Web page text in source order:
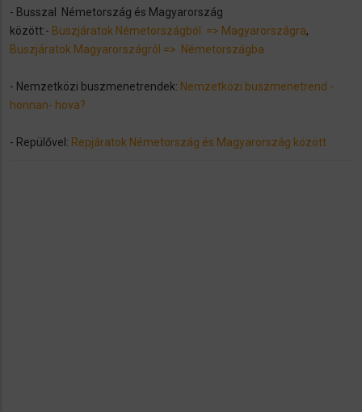
- Busszal Németország és Magyarország
között:- Buszjáratok Németországból ​ => Magyarországra,
Buszjáratok Magyarországról => ​ Németországba
​- Nemzetközi buszmenetrendek: Nemzetközi buszmenetrend -
honnan- hova?
​- Repülővel: Repjáratok Németország és Magyarország között